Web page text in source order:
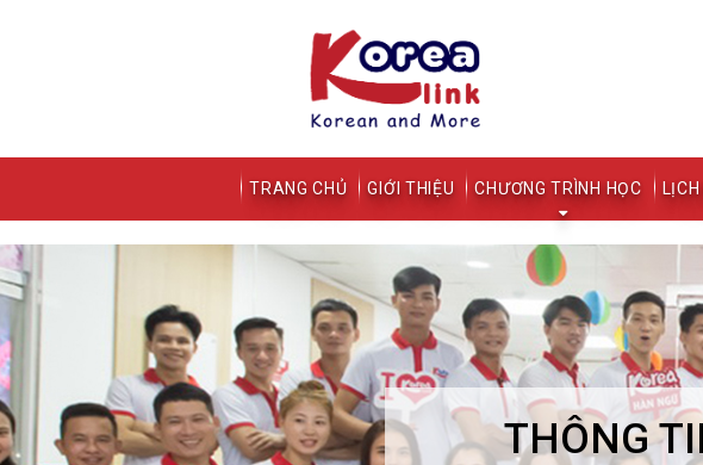
TRANG CHỦ GIỚI THIỆU CHƯƠNG TRÌNH HỌC
THÔNG